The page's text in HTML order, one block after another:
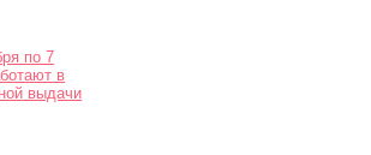
по 7
в
выдачи